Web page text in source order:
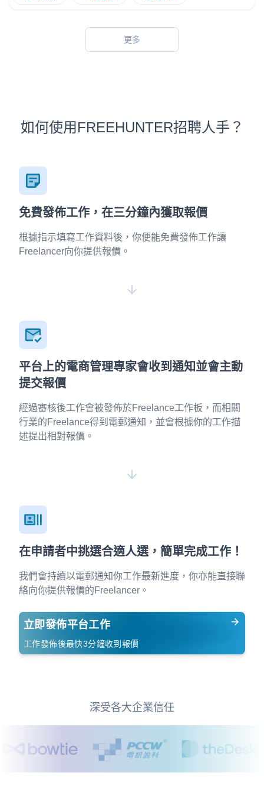
更多
如何使用FREEHUNTER招聘人手？
免費發佈工作，在三分鐘內獲取報價
根據指示填寫工作資料後，你便能免費發佈工作讓
Freelancer向你提供報價。
平台上的電商管理專家會收到通知並會主動
提交報價
經過審核後工作會被發佈於Freelance工作板，而相關
行業的Freelance得到電郵通知，並會根據你的工作描
述提出相對報價。
在申請者中挑選合適人選，簡單完成工作！
我們會持續以電郵通知你工作最新進度，你亦能直接聯
絡向你提供報價的Freelancer。
立即發佈平台工作
工作發佈後最快3分鐘收到報價
深受各大企業信任